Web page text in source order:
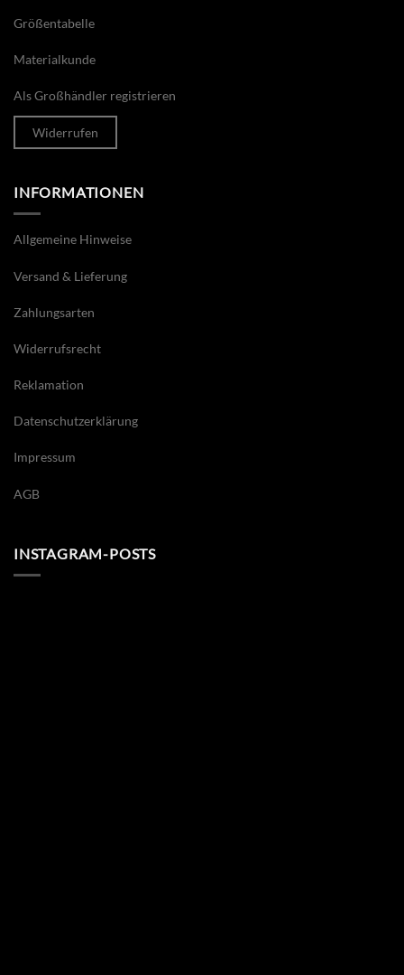
Größentabelle
Materialkunde
Als Großhändler registrieren
Widerrufen
INFORMATIONEN
Allgemeine Hinweise
Versand & Lieferung
Zahlungsarten
Widerrufsrecht
Reklamation
Datenschutzerklärung
Impressum
AGB
INSTAGRAM-POSTS